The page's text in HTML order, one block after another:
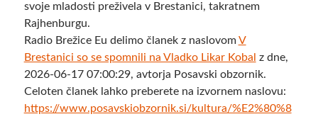
svoje mladosti preživela v Brestanici, takratnem
Rajhenburgu.
Radio Brežice Eu delimo članek z naslovom​V
Brestanici so se spomnili na Vladko Likar Kobal z dne,
2026-06-17 07:00:29, avtorja Posavski obzornik.
Celoten članek lahko preberete na izvornem naslovu:
https://www.posavskiobzornik.si/kultura/%E2%80%8